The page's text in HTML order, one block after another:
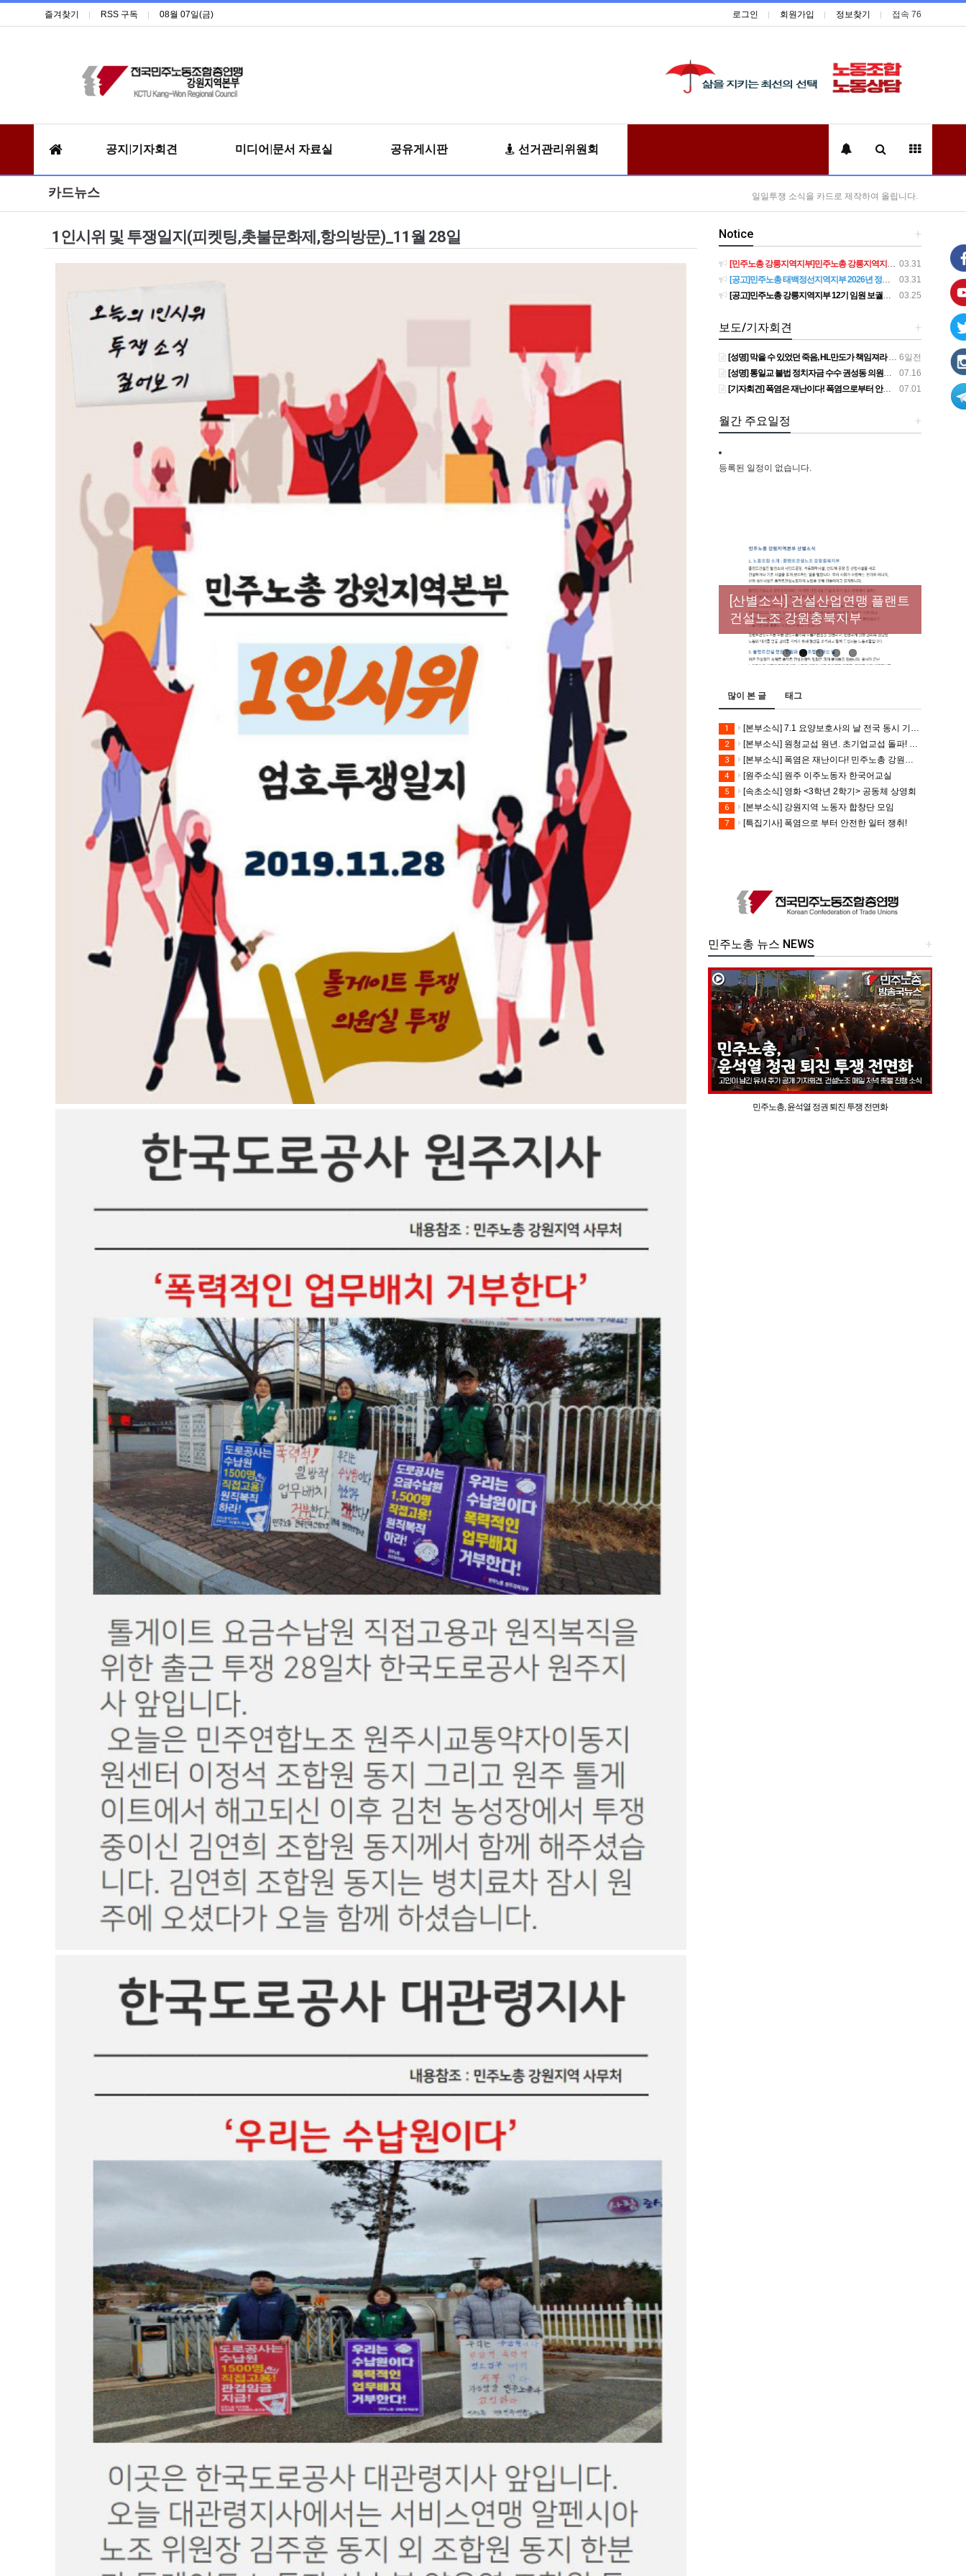
즐겨찾기 RSS 구독 08월 07일(금) 로그인 회원가입 정보찾기 접속 76
공지|기자회견 미디어|문서 자료실 공유게시판 선거관리위원회
카드뉴스 일일투쟁 소식을 카드로 제작하여 올립니다.
1인시위 및 투쟁일지(피켓팅,촛불문화제,항의방문)_11월 28일 +
Notice
03.31
[민주노총 강릉지역지부]민주노총 강릉지역지부 제12기 임원 보궐선거결과 공고
03.31
[공고]민주노총 태백정선지역지부 2026년 정기 대의원대회 재소집 건
03.25
[공고]민주노총 강릉지역지부 12기 임원 보궐선거 후보자 확정 공고
+
보도/기자회견
6일전
[성명] 막을 수 있었던 죽음, HL만도가 책임져라 : 청년노동자 사망사고의 철저한 진상규명과 재발방지 대책 마련하라
07.16
[성명] 통일교 불법 정치자금 수수 권성동 의원직 상실, 사필귀정이다
07.01
[기자회견] 폭염은 재난이다! 폭염으로부터 안전한 일터를 위한 민주노총 강원지역본부 폭염감시단 선포 기자회견
+
월간 주요일정
등록된 일정이 없습니다.
[성명] 막을 수 있었던 죽음, HL만
도가 책임져라 : 청년노동자 사
망사고의 철저한 진상규명과 재
발방지 대책 마련하라
[산별소식] 건설산업연맹 플랜트
건설노조 강원충북지부
[강릉,속초,원주,춘천] 폭염감시
단 사업 이모저모
[조합원☆인터뷰] 서비스연맹 전
국학교비정규직노동조합 강원
지부 김유미 춘천지회장
[본부소식] 강원지역 노동자 합
창단 모임
많이 본 글 태그
1 [본부소식] 7.1 요양보호사의 날 전국 동시 기자회견
2 [본부소식] 원청교섭 원년. 초기업교섭 돌파! 모든 노동자의 노동기본권 쟁취! 민주노총 7.15 총파업대회
3 [본부소식] 폭염은 재난이다! 민주노총 강원지역본부 폭염감시단 선포 기자회견
4 [원주소식] 원주 이주노동자 한국어교실
5 [속초소식] 영화 <3학년 2학기> 공동체 상영회
6 [본부소식] 강원지역 노동자 합창단 모임
7 [특집기사] 폭염으로 부터 안전한 일터 쟁취!
+
민주노총 뉴스 NEWS
민주노총, 윤석열 정권 퇴진 투쟁 전면화